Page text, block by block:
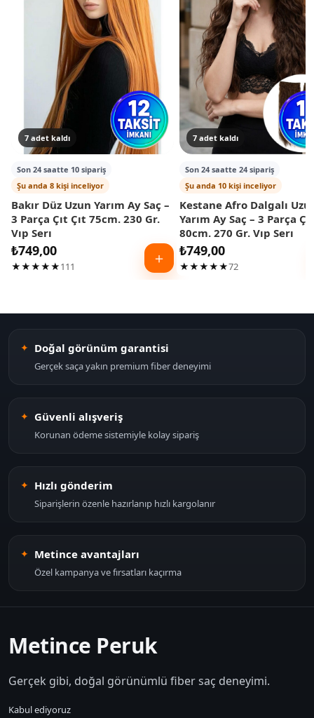
7 adet kaldı
Son 24 saatte 10 sipariş
Şu anda 8 kişi inceliyor
Bakır Düz Uzun Yarım Ay Saç –
3 Parça Çıt Çıt 75cm. 230 Gr.
Vıp Serı
₺749,00
★★★★★111 ＋
7 adet kaldı
Son 24 saatte 24 sipariş
Şu anda 10 kişi inceliyor
Kestane Afro Dalgalı
Yarım Ay Saç – 3 Parça
80cm. 270 Gr. Vıp Serı
₺749,00
★★★★★72
Doğal görünüm garantisi
Gerçek saça yakın premium fiber deneyimi
Güvenli alışveriş
Korunan ödeme sistemiyle kolay sipariş
Hızlı gönderim
Siparişlerin özenle hazırlanıp hızlı kargolanır
Metince avantajları
Özel kampanya ve fırsatları kaçırma
Metince Peruk
Gerçek gibi, doğal görünümlü fiber saç deneyimi.
Kabul ediyoruz